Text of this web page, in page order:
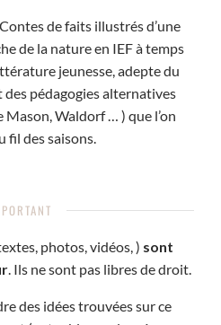
de faits illustrés d’une
de la nature en IEF à temps
jeunesse, adepte du
pédagogies alternatives
Waldorf … ) que l’on
fil des saisons.
photos, vidéos, ) sont
. Ils ne sont pas libres de droit.
des idées trouvées sur ce